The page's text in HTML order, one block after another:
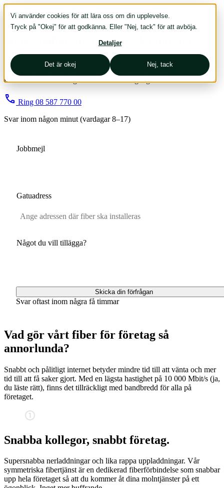
Vi använder cookies för att lära oss om din upplevelse.
Tryck på "Okej" för att godkänna. Eller "Nej, tack" för att avböja.
Detaljer
Det är okej Nej, tack
Supersnabbt internet gör det möjligt
Med våra fibertjänster för företag går det så snabbt att du inte längre
väntar på internet, du väntar på datorn. Vi har bara supersnabbt
internet. Gör en förfrågan för att komma igång.
Ring 08 587 770 00
Svar inom någon minut (vardagar 8–17)
Jobbmejl
Gatuadress
Något du vill tillägga?
Svar oftast inom några få timmar
Vad gör vårt fiber för företag så
annorlunda?
Snabbt och pålitligt internet betyder mindre tid till att vänta och mer
tid till att få saker gjort. Med en lägsta hastighet på 10 000 Mbit/s (ja,
du läste rätt), finns det tillräckligt med bandbredd för alla på
företaget.
Snabba kollegor, snabbt företag.
Supersnabba nerladdningar och lika rappa uppladdningar. Vår
symmetriska fibertjänst är en dedikerad fiberförbindelse som snabbar
upp hela företaget så att du kommer åt dina molntjänster på ett